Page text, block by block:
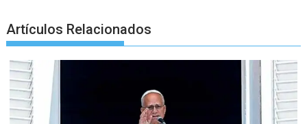
Artículos Relacionados